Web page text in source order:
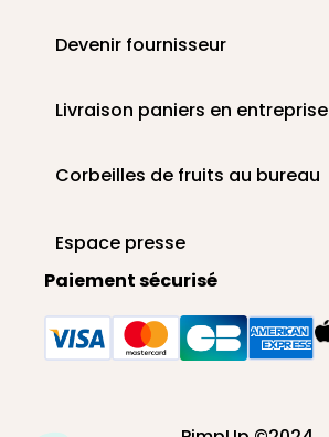
Devenir fournisseur
Livraison paniers en entreprise
Corbeilles de fruits au bureau
Espace presse
Paiement sécurisé